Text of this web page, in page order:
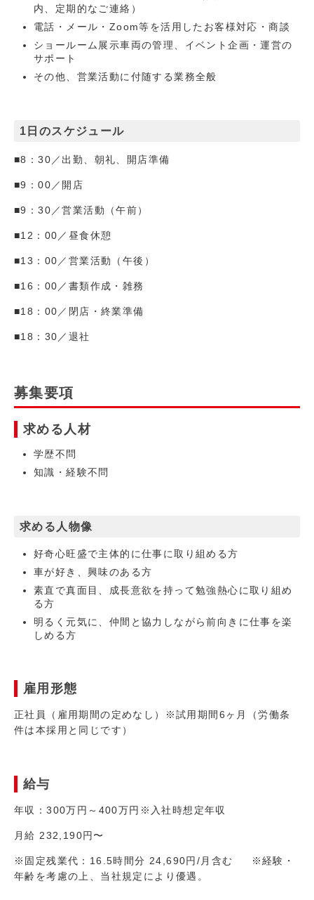
内、定期的なご連絡）
電話・メール・Zoom等を活用したお客様対応・商談
ショールーム展示車両の管理、イベント企画・運営の
サポート
その他、営業活動に付随する業務全般
1日のスケジュール
■8：30／出勤、朝礼、開店準備
■9：00／開店
■9：30／営業活動（午前）
■12：00／昼食休憩
■13：00／営業活動（午後）
■16：00／書類作成・雑務
■18：00／閉店・終業準備
■18：30／退社
募集要項
求める人材
学歴不問
知識・経験不問
求める人物像
好奇心旺盛で主体的に仕事に取り組める方
車が好き、興味のある方
素直で真面目、成長意欲を持って勉強熱心に取り組め
る方
明るく元気に、仲間と協力しながら前向きに仕事を楽
しめる方
雇用形態
正社員（雇用期間の定めなし）※試用期間6ヶ月（労働条
件は本採用と同じです）
給与
年収：300万円～400万円※入社時想定年収
月給 232,190円〜
※固定残業代：16.5時間分 24,690円/月含む ※経験・
年齢を考慮の上、当社規定により優遇。